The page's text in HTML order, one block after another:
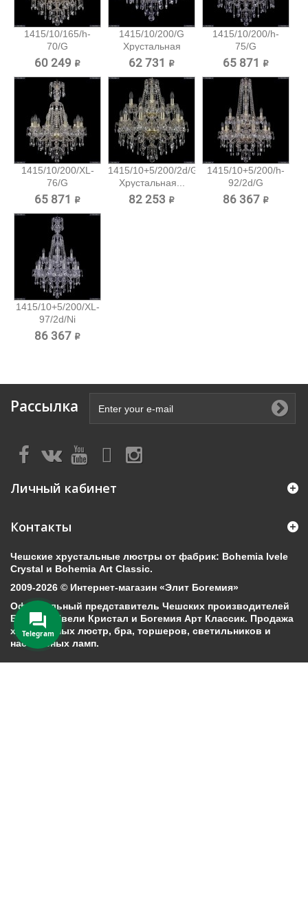
1415/10/165/h-
70/G
Хрустальная...
60 249 ₽
1415/10/200/G
Хрустальная
подвесная...
62 731 ₽
1415/10/200/h-
75/G
Хрустальная...
65 871 ₽
1415/10/200/XL-
76/G
Хрустальная...
65 871 ₽
1415/10+5/200/2d/G
Хрустальная...
82 253 ₽
1415/10+5/200/h-
92/2d/G
Хрустальная...
86 367 ₽
1415/10+5/200/XL-
97/2d/Ni
Хрустальная...
86 367 ₽
Рассылка
Личный кабинет
Контакты
Чешские хрустальные люстры от фабрик: Bohemia Ivele
Crystal и Bohemia Art Classic.
2009-2026 © Интернет-магазин «Элит Богемия»
Официальный представитель Чешских производителей
Богемия Ивели Кристал и Богемия Арт Классик. Продажа
хрустальных люстр, бра, торшеров, светильников и
настольных ламп.
Telegram